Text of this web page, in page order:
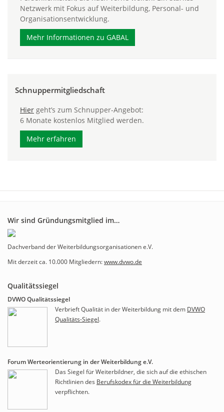
Netzwerk mit Fokus auf Weiterbildung, Personal- und
Organisationsentwicklung.
Mehr Informationen zu GABAL
Schnuppermitgliedschaft
Hier geht’s zum Schnupper-Angebot:
6 Monate kostenlos Mitglied werden.
Mehr erfahren
Wir sind Gründungsmitglied im…
Dachverband der Weiterbildungsorganisationen e.V.
Mit derzeit ca. 10.000 Mitgliedern:www.dvwo.de
Qualitätssiegel
DVWO Qualitätssiegel
Verbrieft Qualität in der Weiterbildung mit dem DVWO
Qualitäts-Siegel.
Forum Werteorientierung in der Weiterbildung e.V.
Das Siegel für Weiterbildner, die sich auf die ethischen
Richtlinien des Berufskodex für die Weiterbildung
verpflichten.